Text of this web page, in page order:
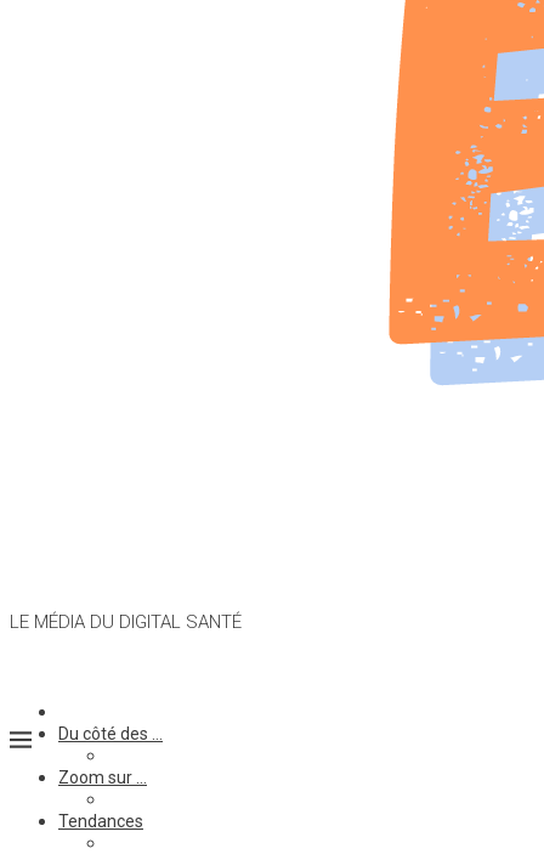
LE MÉDIA DU DIGITAL SANTÉ
Du côté des …
Zoom sur …
Tendances